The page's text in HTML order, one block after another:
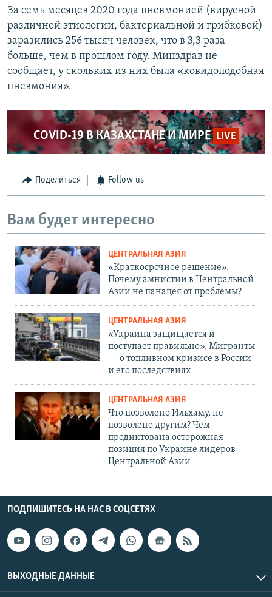
За семь месяцев 2020 года пневмонией (вирусной
различной этиологии, бактериальной и грибковой)
заразились 256 тысяч человек, что в 3,3 раза
больше, чем в прошлом году. Минздрав не
сообщает, у скольких из них была «ковидоподобная
пневмония».
COVID-19 В КАЗАХСТАНЕ И МИРЕ LIVE
Поделиться Follow us
Вам будет интересно
ЦЕНТРАЛЬНАЯ АЗИЯ
«Краткосрочное решение».
Почему амнистии в Центральной
Азии не панацея от проблемы?
ЦЕНТРАЛЬНАЯ АЗИЯ
«Украина защищается и
поступает правильно». Мигранты
— о топливном кризисе в России
и его последствиях
ЦЕНТРАЛЬНАЯ АЗИЯ
Что позволено Ильхаму, не
позволено другим? Чем
продиктована осторожная
позиция по Украине лидеров
Центральной Азии
ПОДПИШИТЕСЬ НА НАС В СОЦСЕТЯХ
ВЫХОДНЫЕ ДАННЫЕ